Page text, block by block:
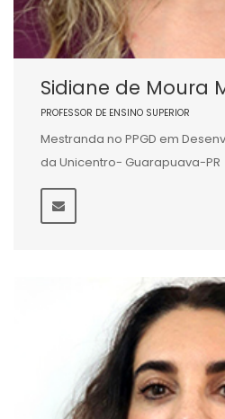
Sidiane de Moura
PROFESSOR DE ENSINO SUPERIOR
Mestranda no PPGD em
da Unicentro- Guarapuava-PR